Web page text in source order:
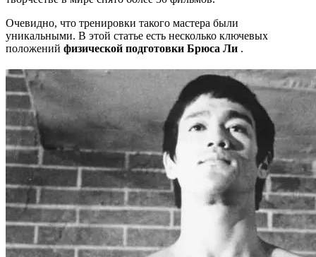
Очевидно, что тренировки такого мастера были
уникальными. В этой статье есть несколько ключевых
положений физической подготовки Брюса Ли .